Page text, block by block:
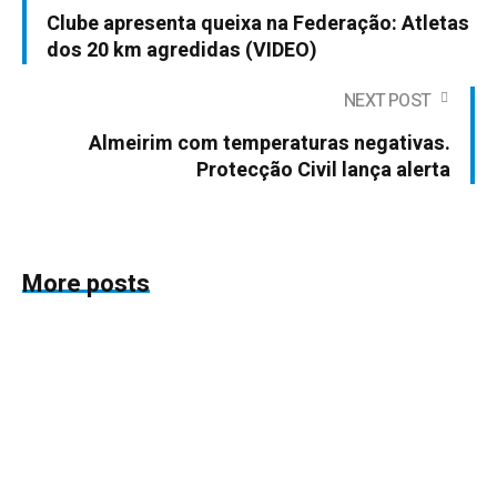
Clube apresenta queixa na Federação: Atletas
dos 20 km agredidas (VIDEO)
NEXT POST
Almeirim com temperaturas negativas.
Protecção Civil lança alerta
More posts